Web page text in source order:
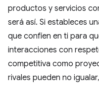
productos y servicios
será así. Si estableces
que confíen en ti para
interacciones con
competitiva como
rivales pueden no